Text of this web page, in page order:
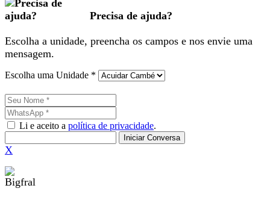
Precisa de ajuda?
Escolha a unidade, preencha os campos e nos envie uma
mensagem.
Escolha uma Unidade *
Li e aceito a política de privacidade.
Iniciar Conversa
X